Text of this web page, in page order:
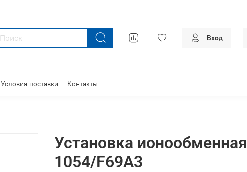
Вход
Условия поставки Контакты
Установка ионообменная
1054/F69A3